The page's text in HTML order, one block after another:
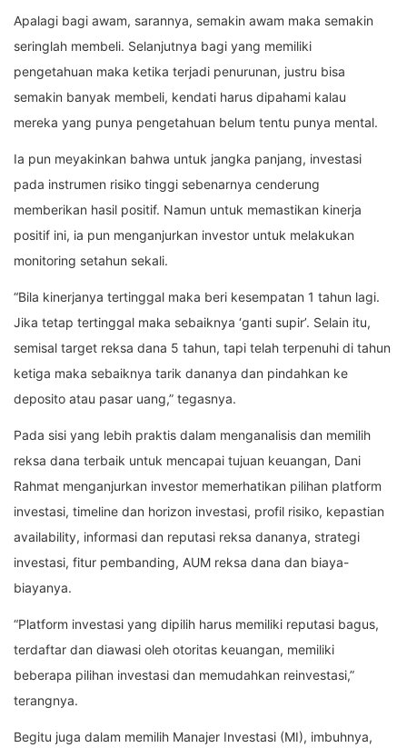
Apalagi bagi awam, sarannya, semakin awam maka semakin
seringlah membeli. Selanjutnya bagi yang memiliki
pengetahuan maka ketika terjadi penurunan, justru bisa
semakin banyak membeli, kendati harus dipahami kalau
mereka yang punya pengetahuan belum tentu punya mental.
Ia pun meyakinkan bahwa untuk jangka panjang, investasi
pada instrumen risiko tinggi sebenarnya cenderung
memberikan hasil positif. Namun untuk memastikan kinerja
positif ini, ia pun menganjurkan investor untuk melakukan
monitoring setahun sekali.
“Bila kinerjanya tertinggal maka beri kesempatan 1 tahun lagi.
Jika tetap tertinggal maka sebaiknya ‘ganti supir’. Selain itu,
semisal target reksa dana 5 tahun, tapi telah terpenuhi di tahun
ketiga maka sebaiknya tarik dananya dan pindahkan ke
deposito atau pasar uang,” tegasnya.
Pada sisi yang lebih praktis dalam menganalisis dan memilih
reksa dana terbaik untuk mencapai tujuan keuangan, Dani
Rahmat menganjurkan investor memerhatikan pilihan platform
investasi, timeline dan horizon investasi, profil risiko, kepastian
availability, informasi dan reputasi reksa dananya, strategi
investasi, fitur pembanding, AUM reksa dana dan biaya-
biayanya.
“Platform investasi yang dipilih harus memiliki reputasi bagus,
terdaftar dan diawasi oleh otoritas keuangan, memiliki
beberapa pilihan investasi dan memudahkan reinvestasi,”
terangnya.
Begitu juga dalam memilih Manajer Investasi (MI), imbuhnya,